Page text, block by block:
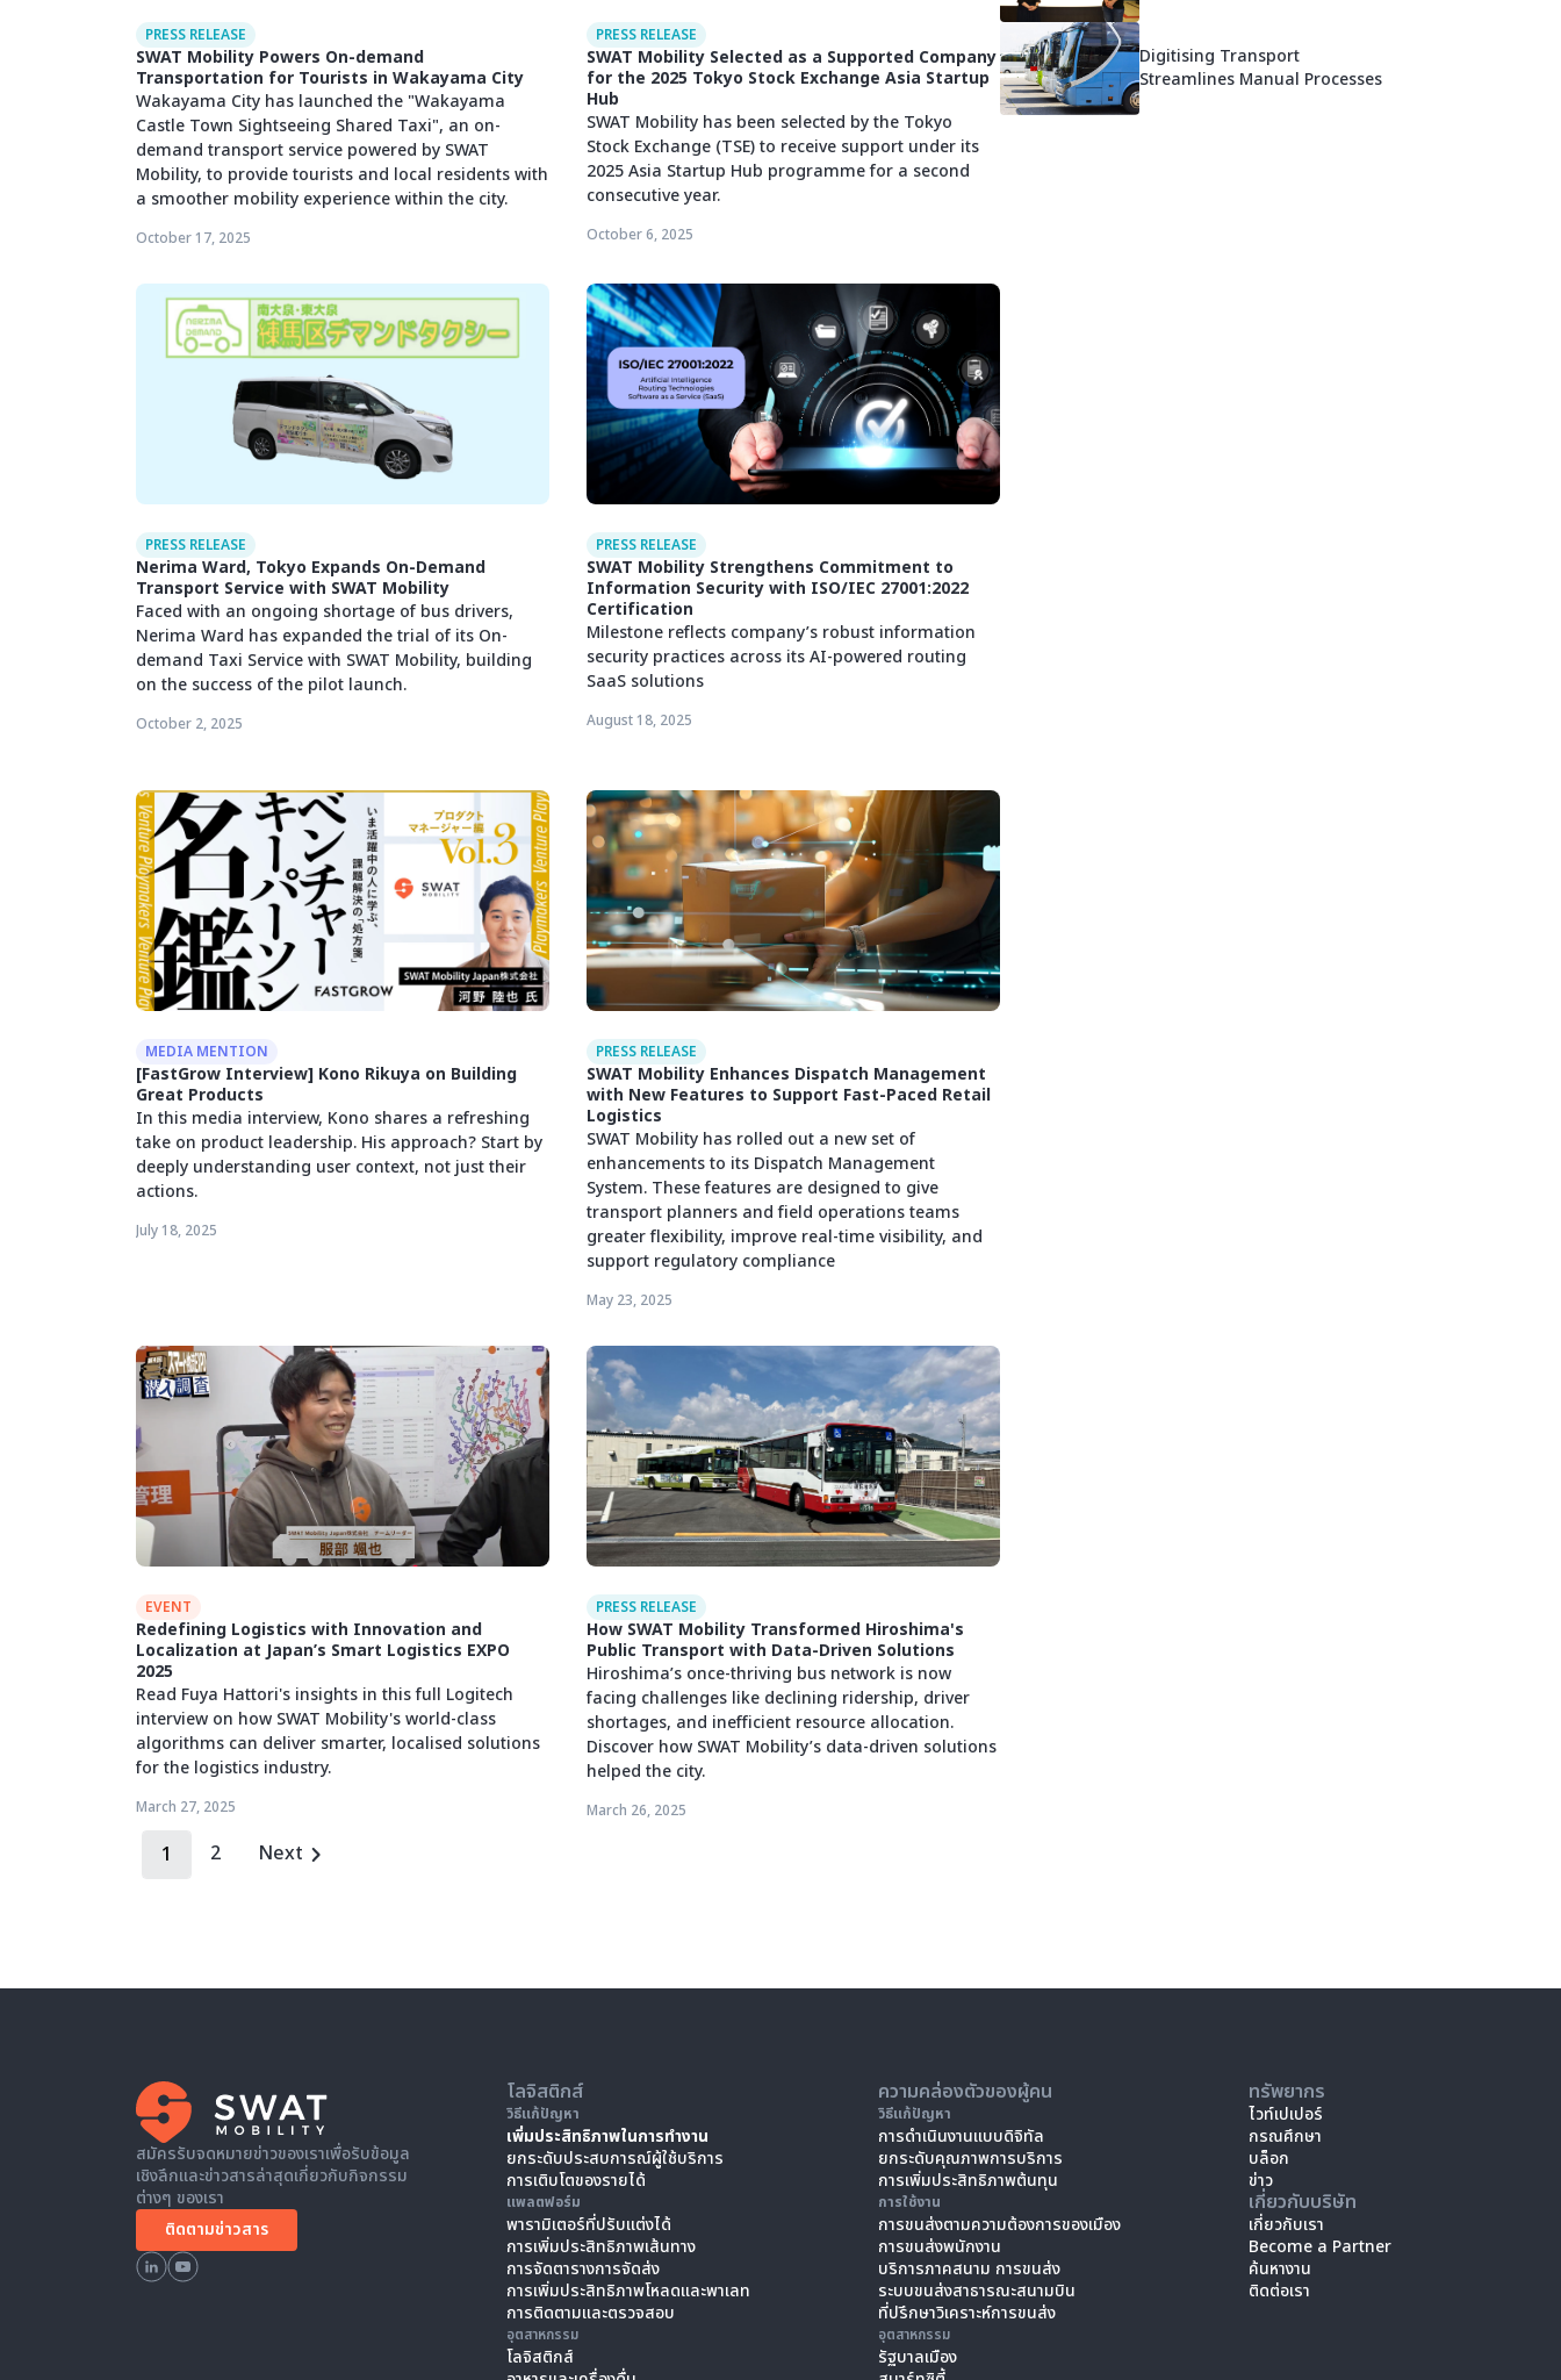
PRESS RELEASE
SWAT Mobility Powers On-demand
Transportation for Tourists in Wakayama City
Wakayama City has launched the "Wakayama
Castle Town Sightseeing Shared Taxi", an on-
demand transport service powered by SWAT
Mobility, to provide tourists and local residents with
a smoother mobility experience within the city.
October 17, 2025
PRESS RELEASE
SWAT Mobility Selected as a Supported Company
for the 2025 Tokyo Stock Exchange Asia Startup
Hub
SWAT Mobility has been selected by the Tokyo
Stock Exchange (TSE) to receive support under its
2025 Asia Startup Hub programme for a second
consecutive year.
October 6, 2025
PRESS RELEASE
Nerima Ward, Tokyo Expands On-Demand
Transport Service with SWAT Mobility
Faced with an ongoing shortage of bus drivers,
Nerima Ward has expanded the trial of its On-
demand Taxi Service with SWAT Mobility, building
on the success of the pilot launch.
October 2, 2025
PRESS RELEASE
SWAT Mobility Strengthens Commitment to
Information Security with ISO/IEC 27001:2022
Certification
Milestone reflects company’s robust information
security practices across its AI-powered routing
SaaS solutions
August 18, 2025
MEDIA MENTION
[FastGrow Interview] Kono Rikuya on Building
Great Products
In this media interview, Kono shares a refreshing
take on product leadership. His approach? Start by
deeply understanding user context, not just their
actions.
July 18, 2025
PRESS RELEASE
SWAT Mobility Enhances Dispatch Management
with New Features to Support Fast-Paced Retail
Logistics
SWAT Mobility has rolled out a new set of
enhancements to its Dispatch Management
System. These features are designed to give
transport planners and field operations teams
greater flexibility, improve real-time visibility, and
support regulatory compliance
May 23, 2025
EVENT
Redefining Logistics with Innovation and
Localization at Japan’s Smart Logistics EXPO
2025
Read Fuya Hattori's insights in this full Logitech
interview on how SWAT Mobility's world-class
algorithms can deliver smarter, localised solutions
for the logistics industry.
March 27, 2025
PRESS RELEASE
How SWAT Mobility Transformed Hiroshima's
Public Transport with Data-Driven Solutions
Hiroshima’s once-thriving bus network is now
facing challenges like declining ridership, driver
shortages, and inefficient resource allocation.
Discover how SWAT Mobility’s data-driven solutions
helped the city.
March 26, 2025
1 2 Next
Digitising Transport
Streamlines Manual Processes
สมัครรับจดหมายข่าวของเราเพื่อรับข้อมูล
เชิงลึกและข่าวสารล่าสุดเกี่ยวกับกิจกรรม
ต่างๆ ของเรา
ติดตามข่าวสาร
โลจิสติกส์
วิธีแก้ปัญหา
เพิ่มประสิทธิภาพในการทำงาน
ยกระดับประสบการณ์ผู้ใช้บริการ
การเติบโตของรายได้
แพลตฟอร์ม
พารามิเตอร์ที่ปรับแต่งได้
การเพิ่มประสิทธิภาพเส้นทาง
การจัดตารางการจัดส่ง
การเพิ่มประสิทธิภาพโหลดและพาเลท
การติดตามและตรวจสอบ
อุตสาหกรรม
โลจิสติกส์
ความคล่องตัวของผู้คน
วิธีแก้ปัญหา
การดำเนินงานแบบดิจิทัล
ยกระดับคุณภาพการบริการ
การเพิ่มประสิทธิภาพต้นทุน
การใช้งาน
การขนส่งตามความต้องการของเมือง
การขนส่งพนักงาน
บริการภาคสนาม การขนส่ง
ระบบขนส่งสาธารณะสนามบิน
ที่ปรึกษาวิเคราะห์การขนส่ง
อุตสาหกรรม
รัฐบาลเมือง
ทรัพยากร
ไวท์เปเปอร์
กรณศึกษา
บล็อก
ข่าว
เกี่ยวกับบริษัท
เกี่ยวกับเรา
Become a Partner
ค้นหางาน
ติดต่อเรา